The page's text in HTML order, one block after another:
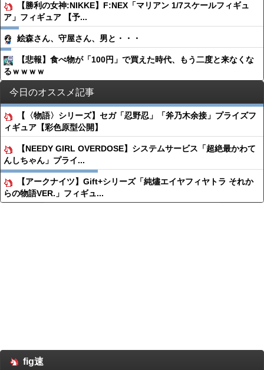
【勝利の女神:NIKKE】F:NEX「マリアン 1/7スケールフィギュ
ア」フィギュア 【予...
絵森さん、守屋さん、男と・・・
【悲報】食べ物が「100円」で買えた時代、もう二度と来なくな
るｗｗｗｗ
今日のオススメ記事
【〈物語〉シリーズ】セガ「忍野忍」「斧乃木余接」プライズフ
ィギュア【彩色原型公開】
【NEEDY GIRL OVERDOSE】システムサービス「超絶最かわて
んしちゃん」プライ...
【アークナイツ】Gift+シリーズ「純燼エイヤフィヤトラ それか
らの物語VER.」フィギュ...
fig速